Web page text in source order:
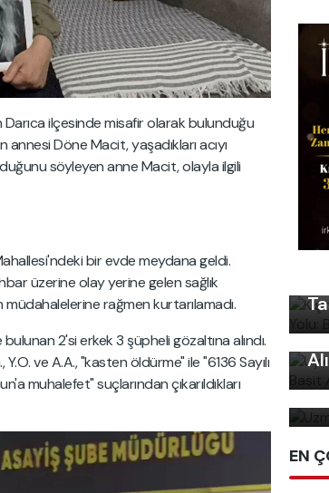
Darıca ilçesinde misafir olarak bulunduğu
Döne Macit, yaşadıkları acıyı
söyleyen anne Macit, olayla ilgili
bir evde meydana geldi.
üzerine olay yerine gelen sağlık
rağmen kurtarılamadı.
2'si erkek 3 şüpheli gözaltına alındı.
ve A.A., "kasten öldürme" ile "6136 Sayılı
muhalefet" suçlarından çıkarıldıkları
EN